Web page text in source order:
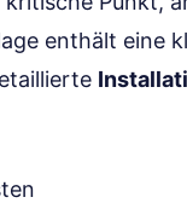
enthält eine